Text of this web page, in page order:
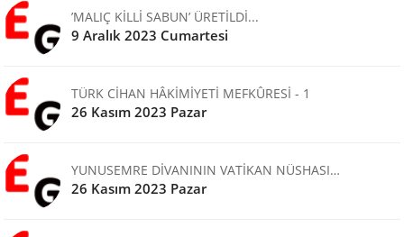
’MALIÇ KİLLİ SABUN’ ÜRETİLDİ...
9 Aralık 2023 Cumartesi
TÜRK CİHAN HÂKİMİYETİ MEFKÛRESİ - 1
26 Kasım 2023 Pazar
YUNUSEMRE DİVANININ VATİKAN NÜSHASI…
26 Kasım 2023 Pazar